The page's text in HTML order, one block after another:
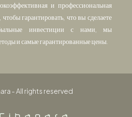
и профессиональная
гарантировать, что вы сделаете
инвестиции с нами, мы
и самые гарантированные цены.
- All rights reserved